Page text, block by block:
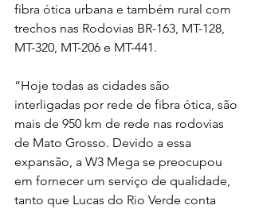
fibra ótica urbana e também rural com
trechos nas Rodovias BR-163, MT-128,
MT-320, MT-206 e MT-441.
“Hoje todas as cidades são
interligadas por rede de fibra ótica, são
mais de 950 km de rede nas rodovias
de Mato Grosso. Devido a essa
expansão, a W3 Mega se preocupou
em fornecer um serviço de qualidade,
tanto que Lucas do Rio Verde conta